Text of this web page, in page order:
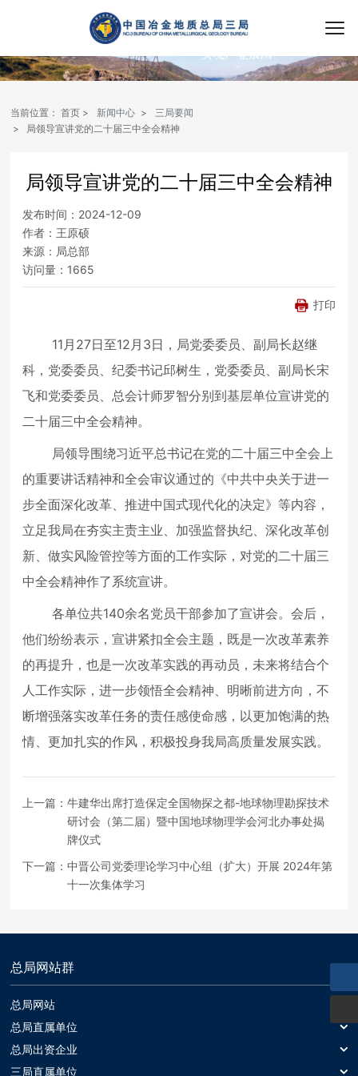
当前位置： 首页 新闻中心
三局要闻
局领导宣讲党的二十届三中全会精神
局领导宣讲党的二十届三中全会精神
发布时间： 2024-12-09
作者： 王原硕
来源： 局总部
访问量： 1665
打印
11月27日至12月3日，局党委委员、副局长赵继
科，党委委员、纪委书记邱树生，党委委员、副局长宋
飞和党委委员、总会计师罗智分别到基层单位宣讲党的
二十届三中全会精神。
局领导围绕习近平总书记在党的二十届三中全会上
的重要讲话精神和全会审议通过的《中共中央关于进一
步全面深化改革、推进中国式现代化的决定》等内容，
立足我局在夯实主责主业、加强监督执纪、深化改革创
新、做实风险管控等方面的工作实际，对党的二十届三
中全会精神作了系统宣讲。
各单位共140余名党员干部参加了宣讲会。会后，
他们纷纷表示，宣讲紧扣全会主题，既是一次改革素养
的再提升，也是一次改革实践的再动员，未来将结合个
人工作实际，进一步领悟全会精神、明晰前进方向，不
断增强落实改革任务的责任感使命感，以更加饱满的热
情、更加扎实的作风，积极投身我局高质量发展实践。
上一篇：牛建华出席打造保定全国物探之都-地球物理勘探技术
研讨会（第二届）暨中国地球物理学会河北办事处揭
牌仪式
下一篇：中晋公司党委理论学习中心组（扩大）开展 2024年第
十一次集体学习
总局网站群
总局网站
总局网站
总局直属单位
中国冶金地质总局一局
中国冶金地质总局二局
总局出资企业
中基发展建设工程有限责任公司
三局直属单位